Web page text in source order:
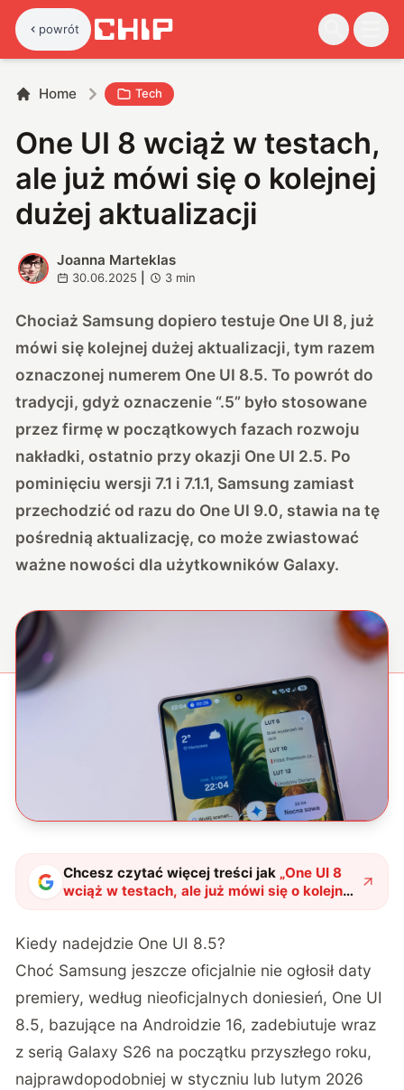
powrót
Home Tech
One UI 8 wciąż w testach,
ale już mówi się o kolejnej
dużej aktualizacji
J
Joanna Marteklas
30.06.2025 3 min
Chociaż Samsung dopiero testuje One UI 8, już
mówi się kolejnej dużej aktualizacji, tym razem
oznaczonej numerem One UI 8.5. To powrót do
tradycji, gdyż oznaczenie “.5” było stosowane
przez firmę w początkowych fazach rozwoju
nakładki, ostatnio przy okazji One UI 2.5. Po
pominięciu wersji 7.1 i 7.1.1, Samsung zamiast
przechodzić od razu do One UI 9.0, stawia na tę
pośrednią aktualizację, co może zwiastować
ważne nowości dla użytkowników Galaxy.
Chcesz czytać więcej treści jak „One UI 8
wciąż w testach, ale już mówi się o kolejnej
dużej aktualizacji"?
Kiedy nadejdzie One UI 8.5?
Choć Samsung jeszcze oficjalnie nie ogłosił daty
premiery, według nieoficjalnych doniesień, One UI
8.5, bazujące na Androidzie 16, zadebiutuje wraz
z serią Galaxy S26 na początku przyszłego roku,
najprawdopodobniej w styczniu lub lutym 2026